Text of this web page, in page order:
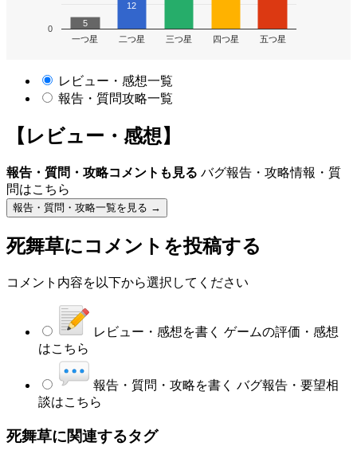
一つ星 二つ星 三つ星 四つ星 五つ星
0
5
12
レビュー・感想一覧
報告・質問攻略一覧
【レビュー・感想】
報告・質問・攻略コメントも見る バグ報告・攻略情報・質
問はこちら
報告・質問・攻略一覧を見る →
死舞草にコメントを投稿する
コメント内容を以下から選択してください
レビュー・感想を書く ゲームの評価・感想
はこちら
報告・質問・攻略を書く バグ報告・要望相
談はこちら
死舞草に関連するタグ